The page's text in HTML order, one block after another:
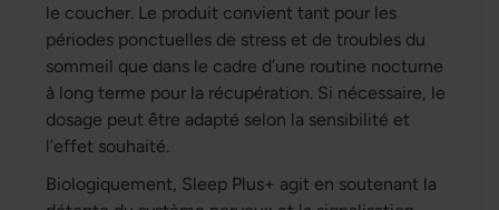
le coucher. Le produit convient tant pour les
périodes ponctuelles de stress et de troubles du
sommeil que dans le cadre d’une routine nocturne
à long terme pour la récupération. Si nécessaire, le
dosage peut être adapté selon la sensibilité et
l’effet souhaité.
Biologiquement, Sleep Plus+ agit en soutenant la